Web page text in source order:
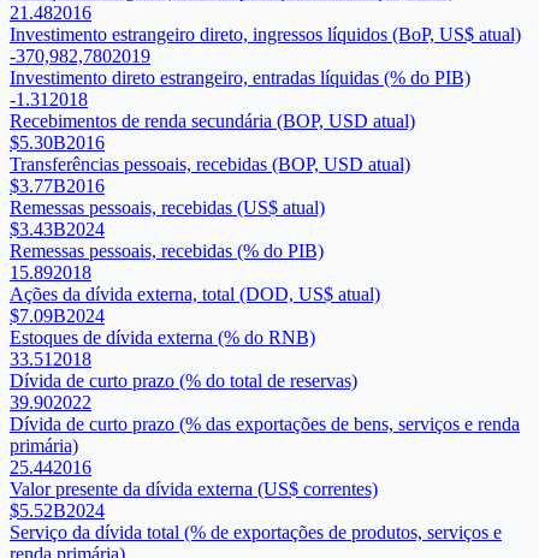
21.482016
Investimento estrangeiro direto, ingressos líquidos (BoP, US$ atual)
-370,982,7802019
Investimento direto estrangeiro, entradas líquidas (% do PIB)
-1.31 2018
Recebimentos de renda secundária (BOP, USD atual)
$5.30B2016
Transferências pessoais, recebidas (BOP, USD atual)
$3.77B2016
Remessas pessoais, recebidas (US$ atual)
$3.43B2024
Remessas pessoais, recebidas (% do PIB)
15.892018
Ações da dívida externa, total (DOD, US$ atual)
$7.09B2024
Estoques de dívida externa (% do RNB)
33.51 2018
Dívida de curto prazo (% do total de reservas)
39.902022
Dívida de curto prazo (% das exportações de bens, serviços e renda
primária)
25.442016
Valor presente da dívida externa (US$ correntes)
$5.52B2024
Serviço da dívida total (% de exportações de produtos, serviços e
renda primária)